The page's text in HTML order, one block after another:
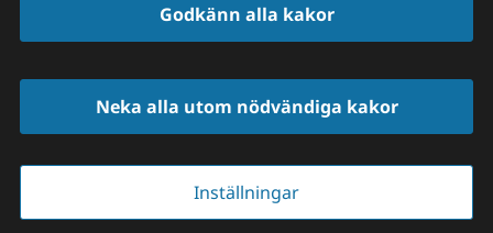
Godkänn alla kakor
Neka alla utom nödvändiga kakor
Inställningar
Kakor (cookies) och
analys på
webbplatsen